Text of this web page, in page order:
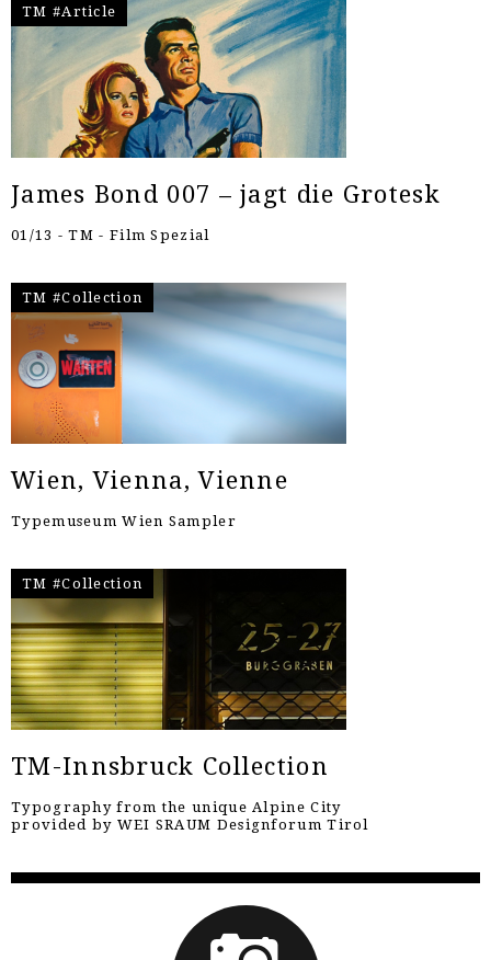
TM #Article
James Bond 007 – jagt die Grotesk
01/13 - TM - Film Spezial
TM #Collection
Wien, Vienna, Vienne
Typemuseum Wien Sampler
TM #Collection
TM-Innsbruck Collection
Typography from the unique Alpine City
provided by WEI SRAUM Designforum Tirol